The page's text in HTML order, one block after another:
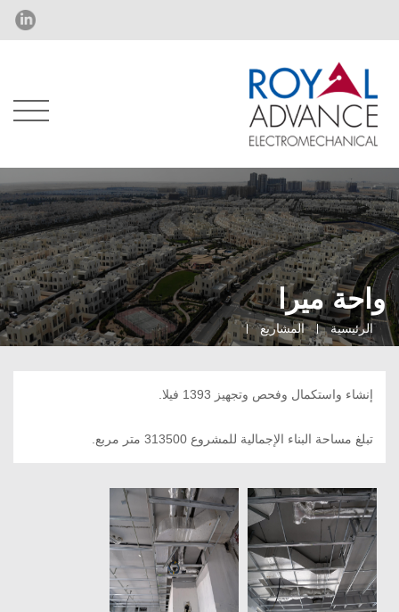
واحة ميرا
الرئيسية المشاريع
إنشاء واستكمال وفحص وتجهيز 1393 فيلا.
تبلغ مساحة البناء الإجمالية للمشروع 313500 متر مربع.